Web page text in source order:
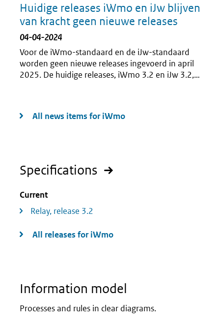
Huidige releases iWmo en iJw blijven
van kracht geen nieuwe releases
04-04-2024
Voor de iWmo-standaard en de iJw-standaard
worden geen nieuwe releases ingevoerd in april
2025. De huidige releases, iWmo 3.2 en iJw 3.2,
voorbereid, heeft de Stuurgroep iStandaarden
All news items for iWmo
Specifications
Current
Relay, release 3.2
All releases for iWmo
Information model
Processes and rules in clear diagrams.